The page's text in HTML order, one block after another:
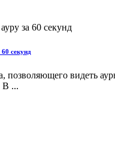
секунд
позволяющего видеть
В ...